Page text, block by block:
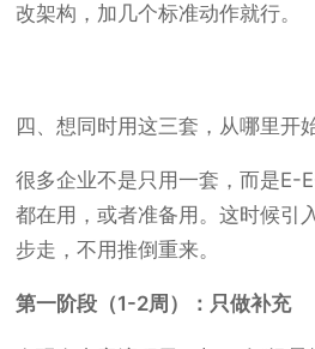
改架构，加几个标准动作就行。
四、想同时用这三套，从哪里开
很多企业不是只用一套，而是E-
都在用，或者准备用。这时候引
步走，不用推倒重来。
第一阶段（1-2周）：只做补充